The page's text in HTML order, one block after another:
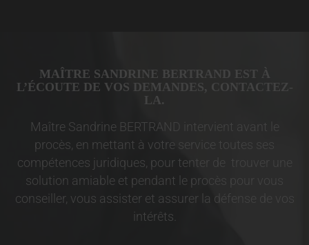
MAÎTRE SANDRINE BERTRAND EST À
L’ÉCOUTE DE VOS DEMANDES, CONTACTEZ-
LA.
Maître Sandrine BERTRAND intervient avant le
procès, en mettant à votre service toutes ses
compétences juridiques, pour tenter de trouver une
solution amiable et pendant le procès pour vous
conseiller, vous assister et assurer la défense de vos
intérêts.